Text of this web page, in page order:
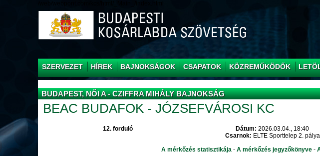
SZERVEZET HÍREK BAJNOKSÁGOK CSAPATOK KÖZREMŰKÖDŐK
BUDAPEST, NŐI A - CZIFFRA MIHÁLY BAJNOKSÁG
BEAC BUDAFOK - JÓZSEFVÁROSI KC
12. forduló Dátum: 2026.03.04., 18:40
Csarnok: ELTE Sporttelep 2. pálya
A mérkőzés statisztikája- A mérkőzés jegyzőkönyve-